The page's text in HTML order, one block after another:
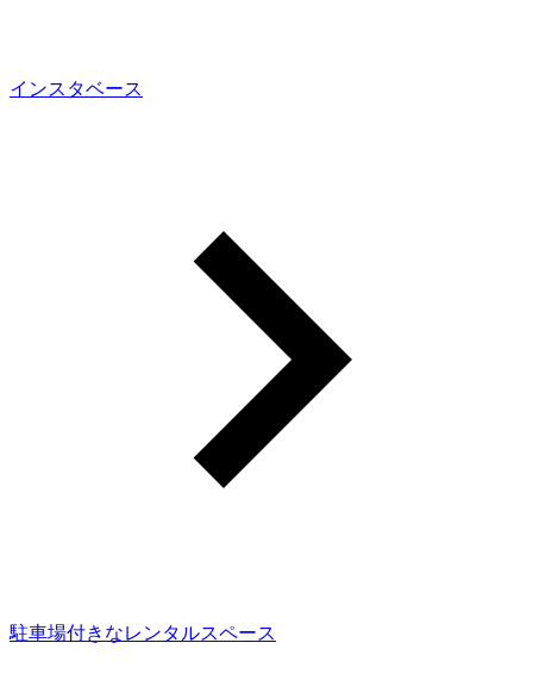
インスタベース
駐車場付きなレンタルスペース